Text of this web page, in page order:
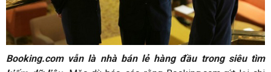
Booking.com vẫn là nhà bán lẻ hàng đầu trong siêu tìm